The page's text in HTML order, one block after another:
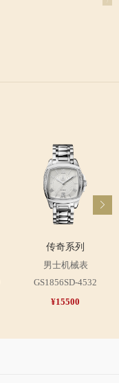
传奇系列
男士机械表
GS1856SD-4532
¥15500